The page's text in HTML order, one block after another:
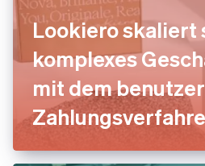
Lookiero skaliert
komplexes
mit dem